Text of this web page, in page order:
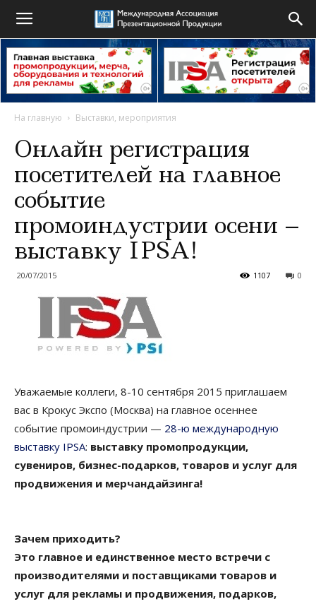
На главную Выставки, мероприятия
Онлайн регистрация
посетителей на главное
событие
промоиндустрии осени –
выставку IPSA!
20/07/2015 0
1107
Уважаемые коллеги, 8-10 сентября 2015 приглашаем
вас в Крокус Экспо (Москва) на главное осеннее
событие промоиндустрии — 28-ю международную
выставку IPSA: выставку промопродукции,
сувениров, бизнес-подарков, товаров и услуг для
продвижения и мерчандайзинга!
Зачем приходить?
Это главное и единственное место встречи с
производителями и поставщиками товаров и
услуг для рекламы и продвижения, подарков,